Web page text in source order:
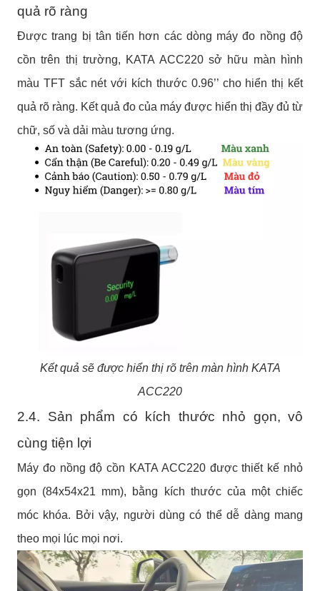
quả rõ ràng
Được trang bị tân tiến hơn các dòng máy đo nồng độ
cồn trên thị trường, KATA ACC220 sở hữu màn hình
màu TFT sắc nét với kích thước 0.96’’ cho hiển thị kết
quả rõ ràng. Kết quả đo của máy được hiển thị đầy đủ từ
chữ, số và dải màu tương ứng.
Kết quả sẽ được hiển thị rõ trên màn hình KATA
ACC220
2.4. Sản phẩm có kích thước nhỏ gọn, vô
cùng tiện lợi
Máy đo nồng độ cồn KATA ACC220 được thiết kế nhỏ
gọn (84x54x21 mm), bằng kích thước của một chiếc
móc khóa. Bởi vậy, người dùng có thể dễ dàng mang
theo mọi lúc mọi nơi.